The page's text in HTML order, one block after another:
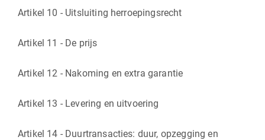
Artikel 10 - Uitsluiting herroepingsrecht
Artikel 11 - De prijs
Artikel 12 - Nakoming en extra garantie
Artikel 13 - Levering en uitvoering
Artikel 14 - Duurtransacties: duur, opzegging en